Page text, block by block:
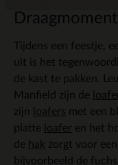
Tijdens een feestje,
uit is het
de kast te pakken.
Manfield zijn de
zijn
loafers met een
platte
loafer en het
de hak zorgt voor
bijvoorbeeld de